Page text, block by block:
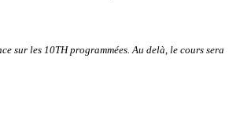
sur les 10TH programmées. Au delà, le cours sera